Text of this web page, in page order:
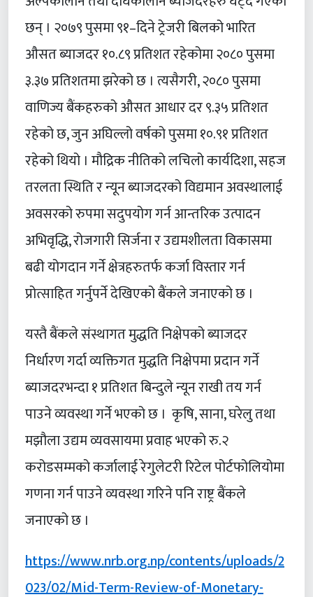
छन् । २०७९ पुसमा ९१–दिने ट्रेजरी बिलको भारित
औसत ब्याजदर १०.८९ प्रतिशत रहेकोमा २०८० पुसमा
३.३७ प्रतिशतमा झरेको छ । त्यसैगरी, २०८० पुसमा
वाणिज्य बैंकहरुको औसत आधार दर ९.३५ प्रतिशत
रहेको छ, जुन अघिल्लो वर्षको पुसमा १०.९१ प्रतिशत
रहेको थियो । मौद्रिक नीतिको लचिलो कार्यदिशा, सहज
तरलता स्थिति र न्यून ब्याजदरको विद्यमान अवस्थालाई
अवसरको रुपमा सदुपयोग गर्न आन्तरिक उत्पादन
अभिवृद्धि, रोजगारी सिर्जना र उद्यमशीलता विकासमा
बढी योगदान गर्ने क्षेत्रहरुतर्फ कर्जा विस्तार गर्न
प्रोत्साहित गर्नुपर्ने देखिएको बैंकले जनाएको छ ।
यस्तै बैंकले संस्थागत मुद्धति निक्षेपको ब्याजदर
निर्धारण गर्दा व्यक्तिगत मुद्धति निक्षेपमा प्रदान गर्ने
ब्याजदरभन्दा १ प्रतिशत बिन्दुले न्यून राखी तय गर्न
पाउने व्यवस्था गर्ने भएको छ । कृषि, साना, घरेलु तथा
मझौला उद्यम व्यवसायमा प्रवाह भएको रु.२
करोडसम्मको कर्जालाई रेगुलेटरी रिटेल पोर्टफोलियोमा
गणना गर्न पाउने व्यवस्था गरिने पनि राष्ट्र बैंकले
जनाएको छ ।
https://www.nrb.org.np/contents/uploads/2
023/02/Mid-Term-Review-of-Monetary-